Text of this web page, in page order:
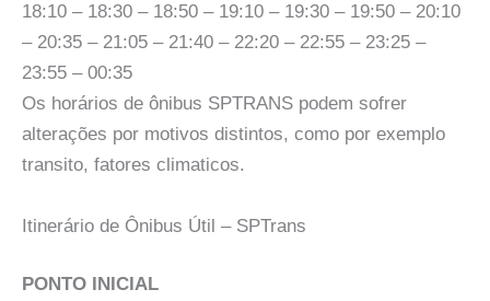
18:10 – 18:30 – 18:50 – 19:10 – 19:30 – 19:50 – 20:10
– 20:35 – 21:05 – 21:40 – 22:20 – 22:55 – 23:25 –
23:55 – 00:35
Os horários de ônibus SPTRANS podem sofrer
alterações por motivos distintos, como por exemplo
transito, fatores climaticos.
Itinerário de Ônibus Útil – SPTrans
PONTO INICIAL